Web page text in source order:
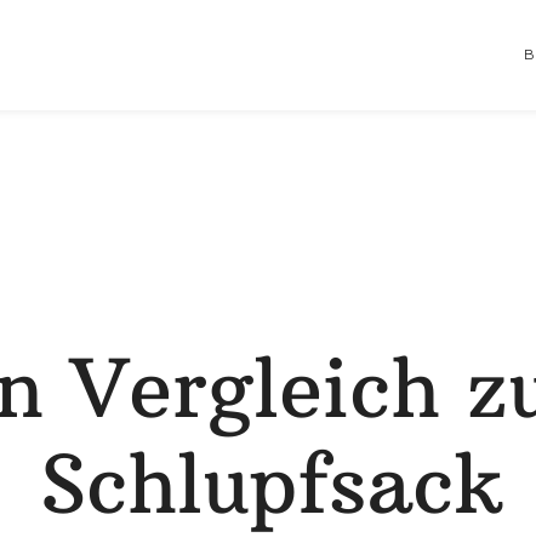
Vergleich
Schlupfsack